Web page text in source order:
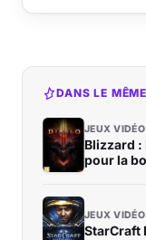
DANS LE
JEUX VIDÉO
Blizzard :
pour la
JEUX VIDÉO
StarCraft